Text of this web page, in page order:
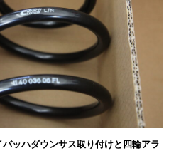
ッハダウンサス取り付けと四輪アラ